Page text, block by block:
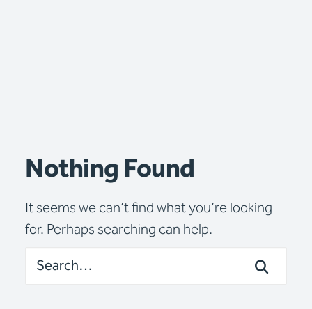
Nothing Found
It seems we can’t find what you’re looking
for. Perhaps searching can help.